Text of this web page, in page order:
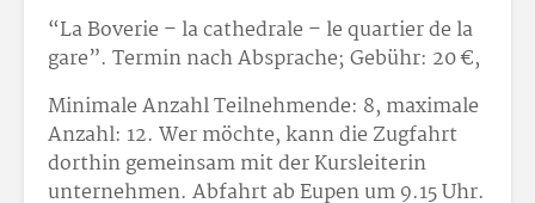
“La Boverie – la cathedrale – le quartier de la
gare”. Termin nach Absprache; Gebühr: 20 €,
Minimale Anzahl Teilnehmende: 8, maximale
Anzahl: 12. Wer möchte, kann die Zugfahrt
dorthin gemeinsam mit der Kursleiterin
unternehmen. Abfahrt ab Eupen um 9.15 Uhr.